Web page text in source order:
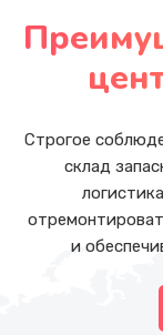
Строгое
склад
и